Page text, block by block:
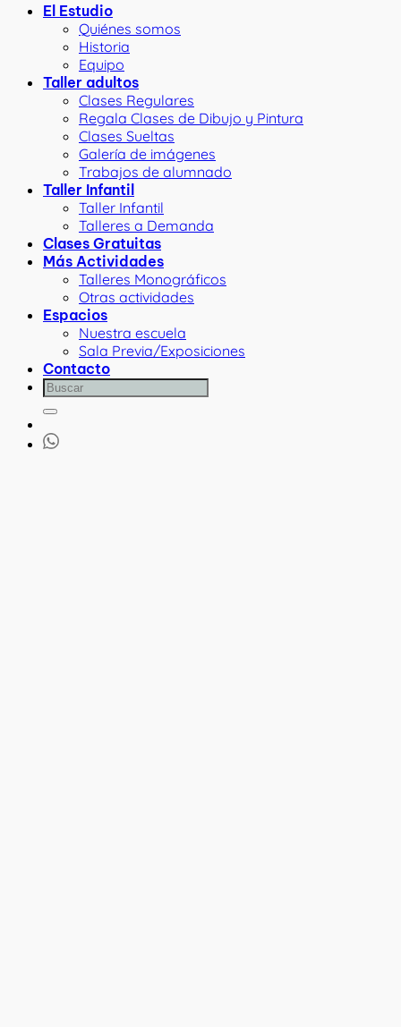
El Estudio
Quiénes somos
Historia
Equipo
Taller adultos
Clases Regulares
Regala Clases de Dibujo y Pintura
Clases Sueltas
Galería de imágenes
Trabajos de alumnado
Taller Infantil
Taller Infantil
Talleres a Demanda
Clases Gratuitas
Más Actividades
Talleres Monográficos
Otras actividades
Espacios
Nuestra escuela
Sala Previa/Exposiciones
Contacto